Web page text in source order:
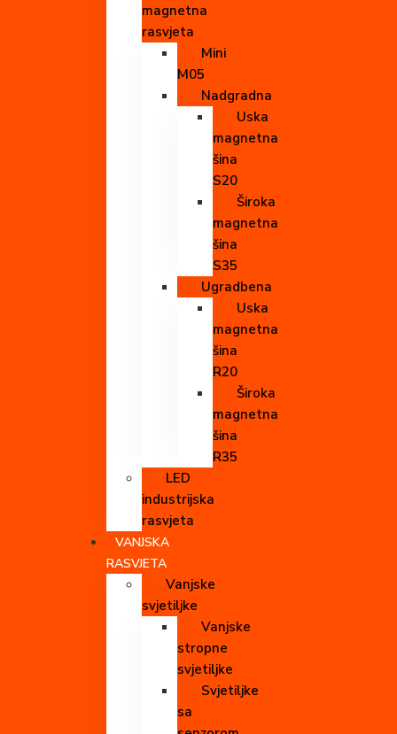
magnetna
rasvjeta
Mini
M05
Nadgradna
Uska
magnetna
šina
S20
Široka
magnetna
šina
S35
Ugradbena
Uska
magnetna
šina
R20
Široka
magnetna
šina
R35
LED
industrijska
rasvjeta
VANJSKA
RASVJETA
Vanjske
svjetiljke
Vanjske
stropne
svjetiljke
Svjetiljke
sa